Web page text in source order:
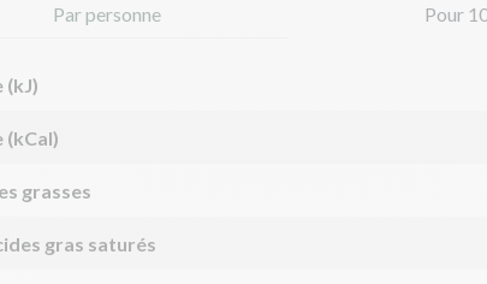
Par personne Pour
(kJ)
(kCal)
grasses
gras saturés